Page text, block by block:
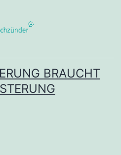
BRAUCHT